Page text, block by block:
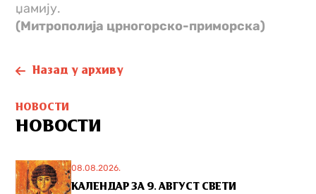
џамију.
(Митрополијa црногорско-приморскa)
Назад у архиву
НОВОСТИ
НОВОСТИ
08.08.2026.
КАЛЕНДАР ЗА 9. АВГУСТ СВЕТИ